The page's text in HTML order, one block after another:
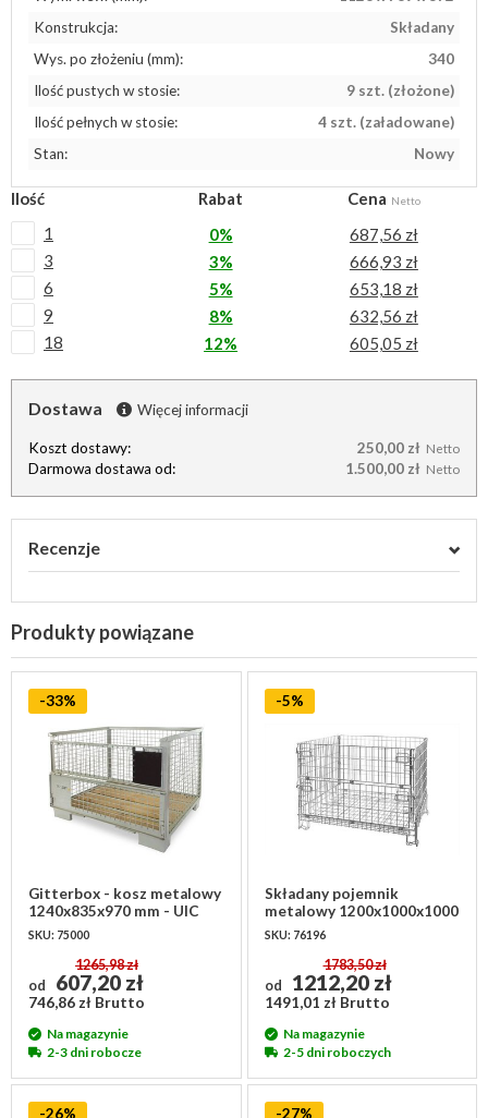
Konstrukcja:
Składany
Wys. po złożeniu (mm):
340
Ilość pustych w stosie:
9 szt. (złożone)
Ilość pełnych w stosie:
4 szt. (załadowane)
Stan:
Nowy
Ilość Rabat Cena Netto
1 0%
687,56 zł
3
3%
666,93 zł
6
5%
653,18 zł
9
8%
632,56 zł
18
12% 605,05 zł
Dostawa Więcej informacji
Koszt dostawy: 250,00 zł Netto
Darmowa dostawa od: 1.500,00 zł Netto
Recenzje
Produkty powiązane
-33%
Gitterbox - kosz metalowy
1240x835x970 mm - UIC
Standard 435-3
SKU: 75000
od
1265,98 zł
607,20 zł
746,86 zł Brutto
Na magazynie
2-3 dni robocze
-5%
Składany pojemnik
metalowy 1200x1000x1000
mm – druciany kosz
magazynowy
SKU: 76196
od
1783,50 zł
1212,20 zł
1491,01 zł Brutto
Na magazynie
2-5 dni roboczych
-26% -27%